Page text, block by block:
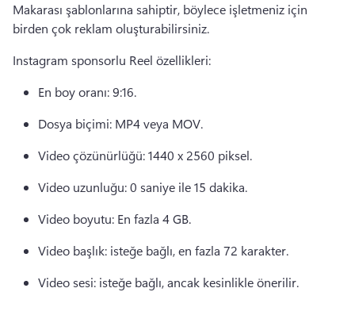
Makarası şablonlarına sahiptir, böylece işletmeniz için
birden çok reklam oluşturabilirsiniz.
Instagram sponsorlu Reel özellikleri:
En boy oranı: 9:16.
Dosya biçimi: MP4 veya MOV.
Video çözünürlüğü: 1440 x 2560 piksel.
Video uzunluğu: 0 saniye ile 15 dakika.
Video boyutu: En fazla 4 GB.
Video başlık: isteğe bağlı, en fazla 72 karakter.
Video sesi: isteğe bağlı, ancak kesinlikle önerilir.